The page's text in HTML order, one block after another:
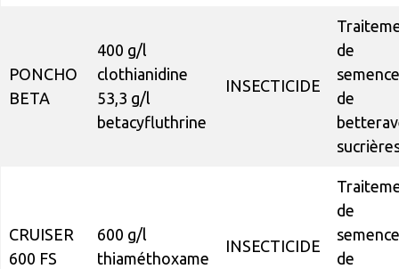
PONCHO
BETA
400 g/l
clothianidine
53,3 g/l
betacyfluthrine
INSECTICIDE
de
de
CRUISER
600 FS
600 g/l
thiaméthoxame
INSECTICIDE
de
de